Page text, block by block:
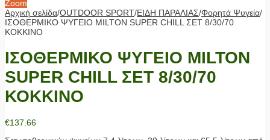
Zoom
Αρχική σελίδα/OUTDOOR SPORT/ΕΙΔΗ ΠΑΡΑΛΙΑΣ/Φορητά Ψυγεία/
ΙΣΟΘΕΡΜΙΚΟ ΨΥΓΕΙΟ MILTON SUPER CHILL ΣΕΤ 8/30/70
ΚΟΚΚΙΝΟ
ΙΣΟΘΕΡΜΙΚΟ ΨΥΓΕΙΟ MILTON
SUPER CHILL ΣΕΤ 8/30/70
ΚΟΚΚΙΝΟ
€137.66